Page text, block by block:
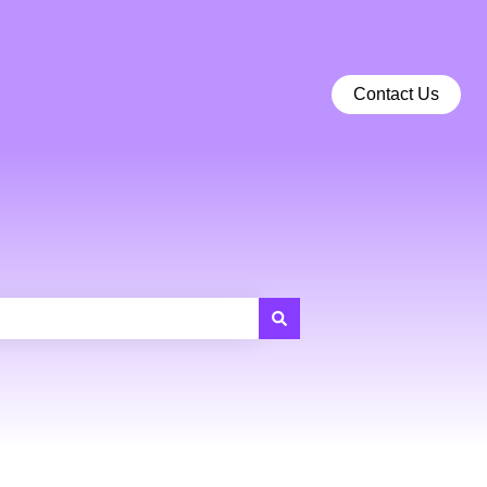
Contact Us